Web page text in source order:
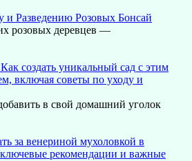
Разведению Розовых Бонсай
розовых деревцев —
создать уникальный сад с этим
включая советы по уходу и
в свой домашний уголок
за венериной мухоловкой в
рекомендации и важные